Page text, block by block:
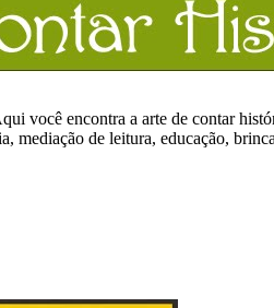
você encontra a arte de contar
mediação de leitura, educação,